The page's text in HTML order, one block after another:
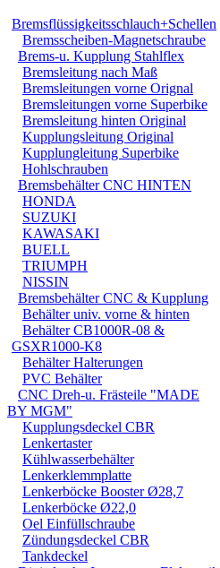
Bremsflüssigkeitsschlauch+Schellen
Bremsscheiben-Magnetschraube
Brems-u. Kupplung Stahlflex
Bremsleitung nach Maß
Bremsleitungen vorne Orignal
Bremsleitungen vorne Superbike
Bremsleitung hinten Original
Kupplungsleitung Original
Kupplungleitung Superbike
Hohlschrauben
Bremsbehälter CNC HINTEN
HONDA
SUZUKI
KAWASAKI
BUELL
TRIUMPH
NISSIN
Bremsbehälter CNC & Kupplung
Behälter univ. vorne & hinten
Behälter CB1000R-08 &
GSXR1000-K8
Behälter Halterungen
PVC Behälter
CNC Dreh-u. Frästeile "MADE
BY MGM"
Kupplungsdeckel CBR
Lenkertaster
Kühlwasserbehälter
Lenkerklemmplatte
Lenkerböcke Booster Ø28,7
Lenkerböcke Ø22,0
Oel Einfüllschraube
Zündungsdeckel CBR
Tankdeckel